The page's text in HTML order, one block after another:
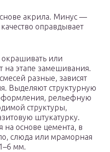
акрила. Минус —
оправдывает
или
на этапе замешивания.
разные, зависят
Выделяют структурную
рельефную
структуры,
штукатурку.
на основе цемента, в
слюда или мраморная
мм.